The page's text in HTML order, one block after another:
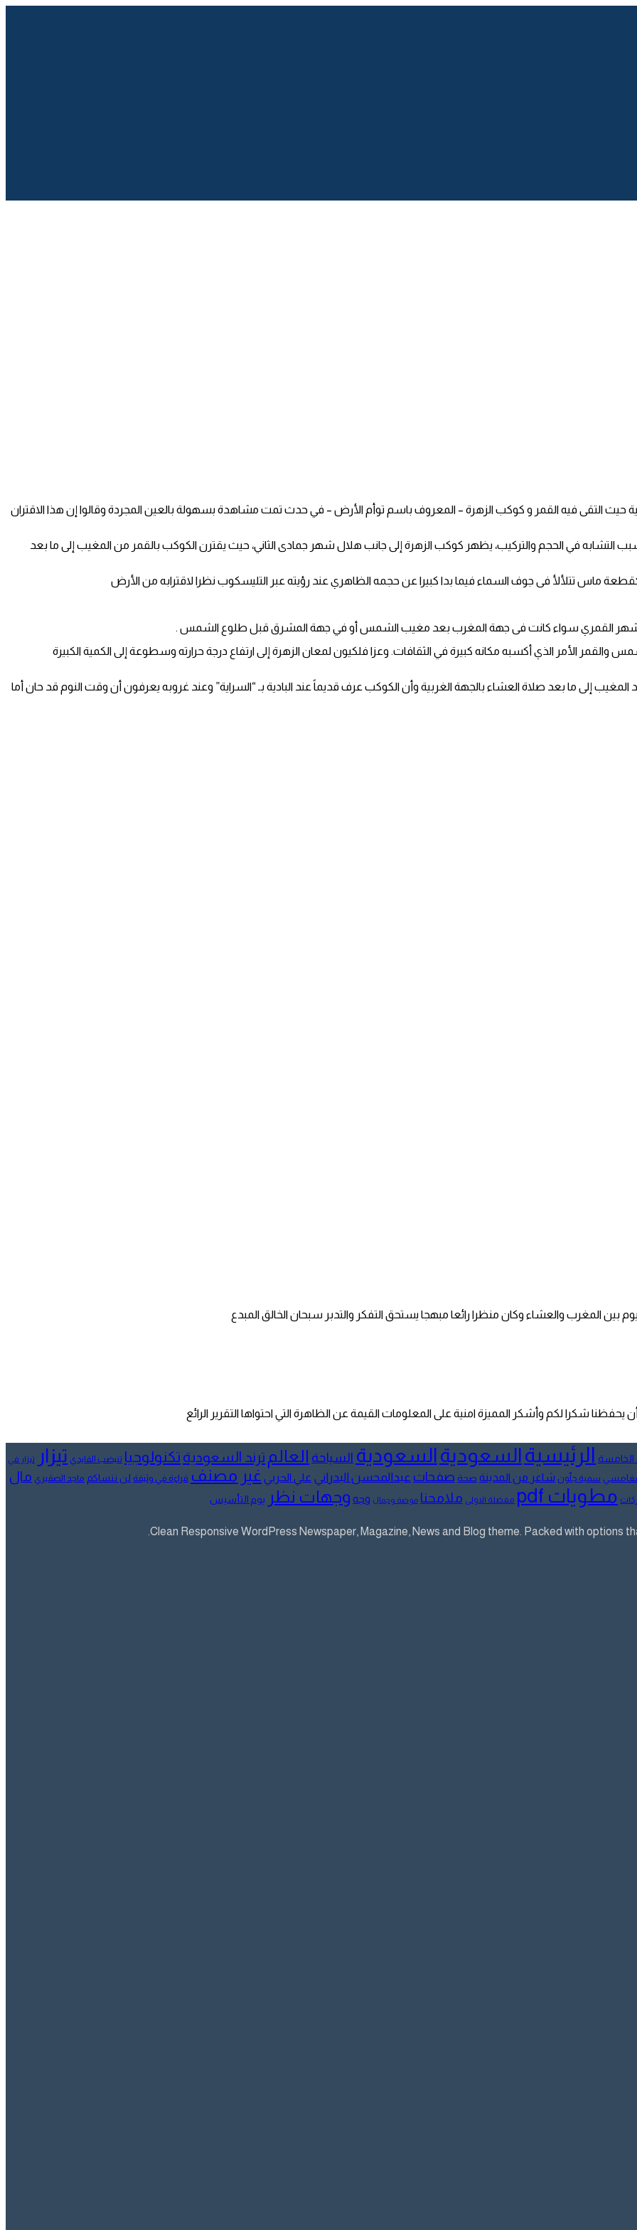
حيث التقى فيه القمر و كوكب الزهرة – المعروف باسم توأم الأرض – في حدث تمت مشاهدة بسهولة بالعين المجردة وقالوا إن هذا الاقتران
التشابه في الحجم والتركيب، يظهر كوكب الزهرة إلى جانب هلال شهر جمادى الثاني، حيث يقترن الكوكب بالقمر من المغيب إلى ما بعد
ماس تتلألأ فى جوف السماء فيما بدا كبيرا عن حجمه الظاهري عند رؤيته عبر التليسكوب نظرا لاقترابه من الأرض
من الشهر القمري سواء كانت فى جهة المغرب بعد مغيب الشمس أو في جهة المشرق قبل طلوع الشمس .
والقمر الأمر الذي أكسبه مكانه كبيرة في الثقافات. وعزا فلكيون لمعان الزهرة إلى ارتفاع درجة حرارته وسطوعة إلى الكمية الكبيرة
إلى ما بعد صلاة العشاء بالجهة الغربية وأن الكوكب عرف قديماً عند البادية بـ “السراية” وعند غروبه يعرفون أن وقت النوم قد حان أما
بين المغرب والعشاء وكان منظرا رائعا مبهجا يستحق التفكر والتدبر سبحان الخالق المبدع
شكرا لكم وأشكر المميزة امنية على المعلومات القيمة عن الظاهرة التي احتواها التقرير الرائع
الخامسة الرئيسية السعودية السعودية السياحة العالم ترند السعودية تكنولوجيا تنيضب الفايدي تيزار تيزار في
سمية جلّون شاعر من المدينة صحة صفحات عبدالمحسن البدراني علي الحربي غير مصنف قراءة في وثيقة لن ننساكم ماجد الصقيري مال
مطويات pdf مفضلة الاولى ملامحنا موضة وجمال وجه وجهات نظر يوم التأسيس
Clean Responsive WordPress Newspaper, Magazine, News and Blog theme. Packed with options